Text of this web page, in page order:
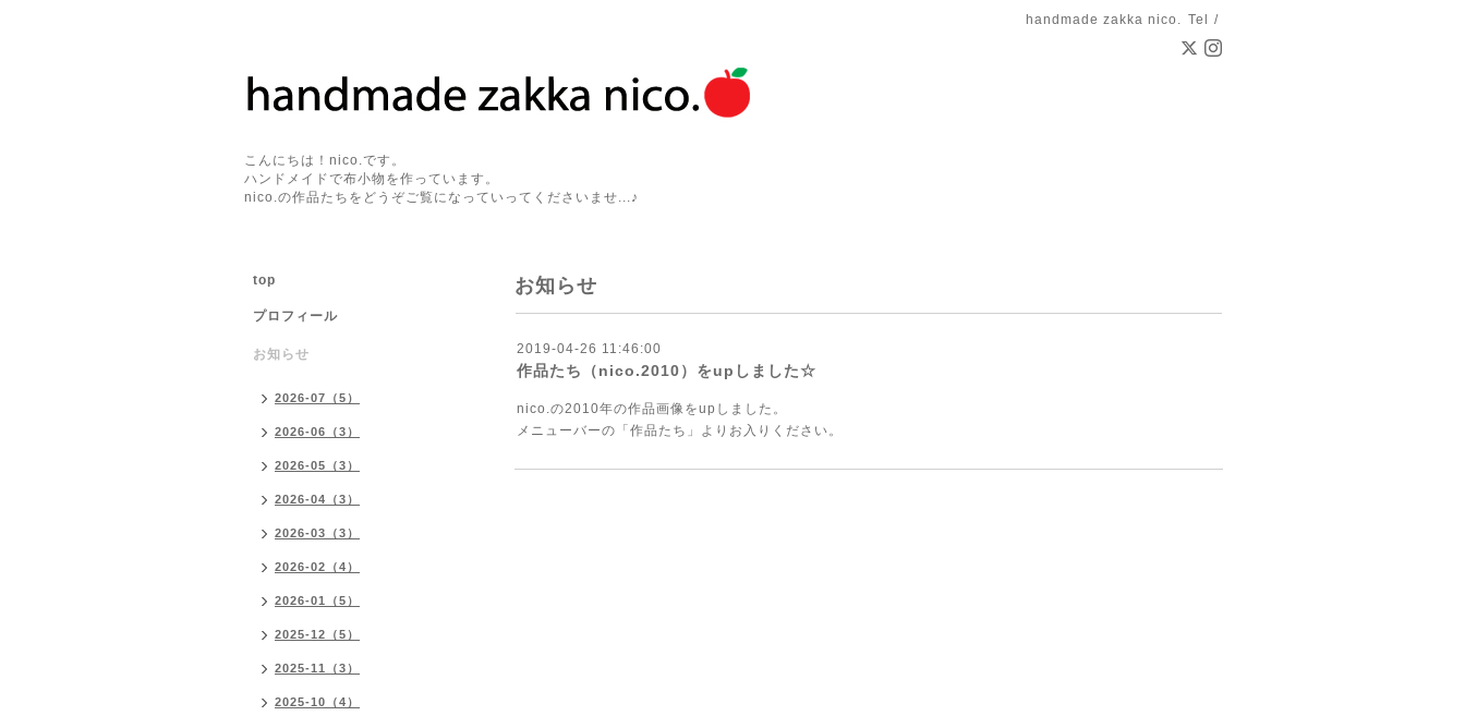
handmade zakka nico. Tel /
こんにちは！nico.です。
ハンドメイドで布小物を作っています。
nico.の作品たちをどうぞご覧になっていってくださいませ...♪
お知らせ
2019-04-26 11:46:00
作品たち（nico.2010）をupしました☆
nico.の2010年の作品画像をupしました。
メニューバーの「作品たち」よりお入りください。
top
プロフィール
お知らせ
2026-07（5）
2026-06（3）
2026-05（3）
2026-04（3）
2026-03（3）
2026-02（4）
2026-01（5）
2025-12（5）
2025-11（3）
2025-10（4）